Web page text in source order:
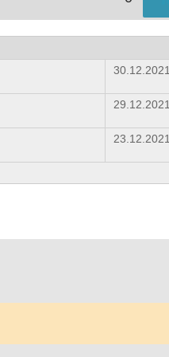
30.12.2021
29.12.2021
23.12.2021